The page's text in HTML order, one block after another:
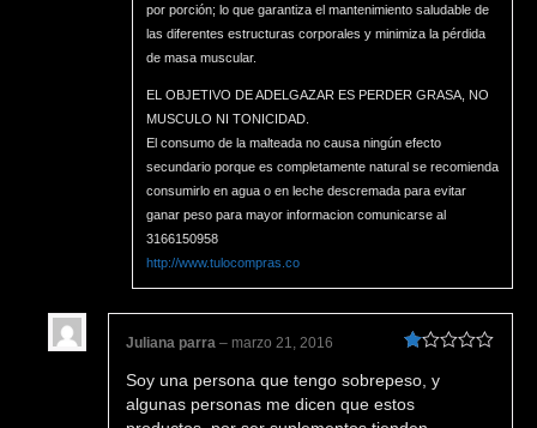
por porción; lo que garantiza el mantenimiento saludable de
las diferentes estructuras corporales y minimiza la pérdida
de masa muscular.
EL OBJETIVO DE ADELGAZAR ES PERDER GRASA, NO
MUSCULO NI TONICIDAD.
El consumo de la malteada no causa ningún efecto
secundario porque es completamente natural se recomienda
consumirlo en agua o en leche descremada para evitar
ganar peso para mayor informacion comunicarse al
3166150958
http://www.tulocompras.co
en
de
Juliana parra – marzo 21, 2016
Soy una persona que tengo sobrepeso, y
algunas personas me dicen que estos